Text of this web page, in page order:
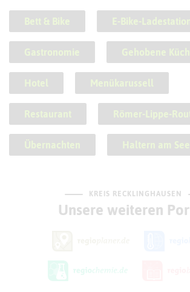
Bett & Bike E-Bike-Ladestation
Gastronomie Gehobene
Hotel Menükarussell
Restaurant Römer-Lippe-
Übernachten Haltern am See
KREIS RECKLINGHAUSEN
Unsere weiteren